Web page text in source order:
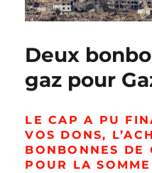
Deux
gaz pour
LE CAP A PU
VOS DONS,
BONBONNES DE
POUR LA